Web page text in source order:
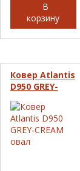
В
корзину
Ковер Atlantis
D950 GREY-
CREAM овал